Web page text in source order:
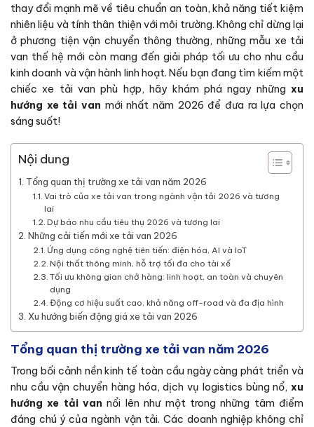
thay đổi mạnh mẽ về tiêu chuẩn an toàn, khả năng tiết kiệm
nhiên liệu và tính thân thiện với môi trường. Không chỉ dừng lại
ở phương tiện vận chuyển thông thường, những mẫu xe tải
van thế hệ mới còn mang đến giải pháp tối ưu cho nhu cầu
kinh doanh và vận hành linh hoạt. Nếu bạn đang tìm kiếm một
chiếc xe tải van phù hợp, hãy khám phá ngay những xu
hướng xe tải van mới nhất năm 2026 để đưa ra lựa chọn
sáng suốt!
Nội dung
Tổng quan thị trường xe tải van năm 2026
Vai trò của xe tải van trong ngành vận tải 2026 và tương
lai
Dự báo nhu cầu tiêu thụ 2026 và tương lai
Những cải tiến mới xe tải van 2026
Ứng dụng công nghệ tiên tiến: điện hóa, AI và IoT
Nội thất thông minh, hỗ trợ tối đa cho tài xế
Tối ưu không gian chở hàng: linh hoạt, an toàn và chuyên
dụng
Động cơ hiệu suất cao, khả năng off-road và đa địa hình
Xu hướng biến động giá xe tải van 2026
Tổng quan thị trường xe tải van năm 2026
Trong bối cảnh nền kinh tế toàn cầu ngày càng phát triển và
nhu cầu vận chuyển hàng hóa, dịch vụ logistics bùng nổ, xu
hướng xe tải van nổi lên như một trong những tâm điểm
đáng chú ý của ngành vận tải. Các doanh nghiệp không chỉ